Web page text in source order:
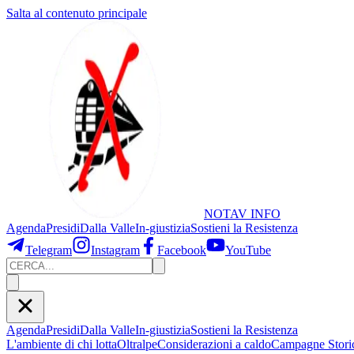
Salta al contenuto principale
NOTAV INFO
AgendaPresidiDalla ValleIn-giustiziaSostieni la Resistenza
Telegram
Instagram Facebook YouTube
AgendaPresidiDalla ValleIn-giustiziaSostieni la Resistenza
L'ambiente di chi lottaOltralpeConsiderazioni a caldoCampagne